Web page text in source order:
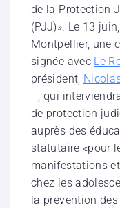
de la Protection
(PJJ)». Le 13
Montpellier, une
signée avec Le
président,
–, qui
de protection
auprès des
statutaire «pour
manifestations
chez les
la prévention